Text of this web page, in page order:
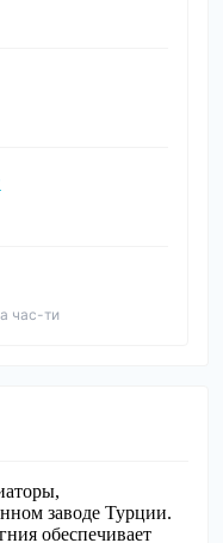
час-ти
заводе Турции.
обеспечивает